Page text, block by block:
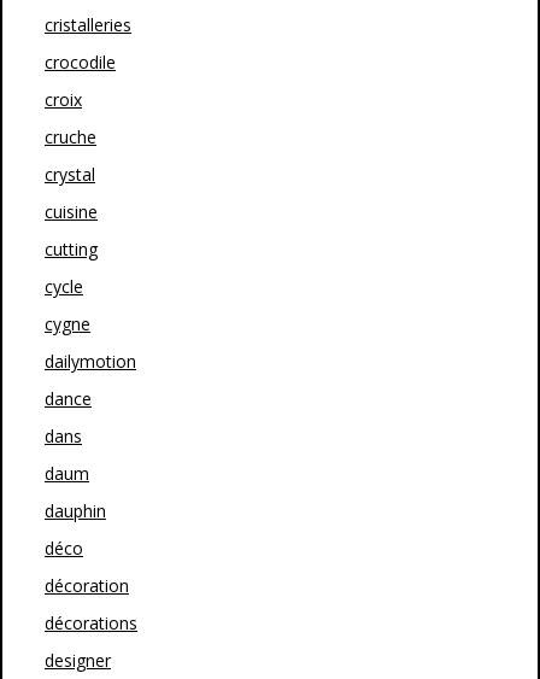
cristalleries
crocodile
croix
cruche
crystal
cuisine
cutting
cycle
cygne
dailymotion
dance
dans
daum
dauphin
déco
décoration
décorations
designer